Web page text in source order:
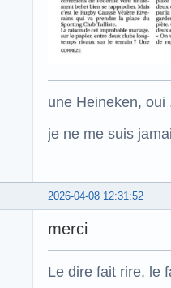
une Heineken,
je ne me suis
2026-04-08 12:31:52
merci
Le dire fait rire, le